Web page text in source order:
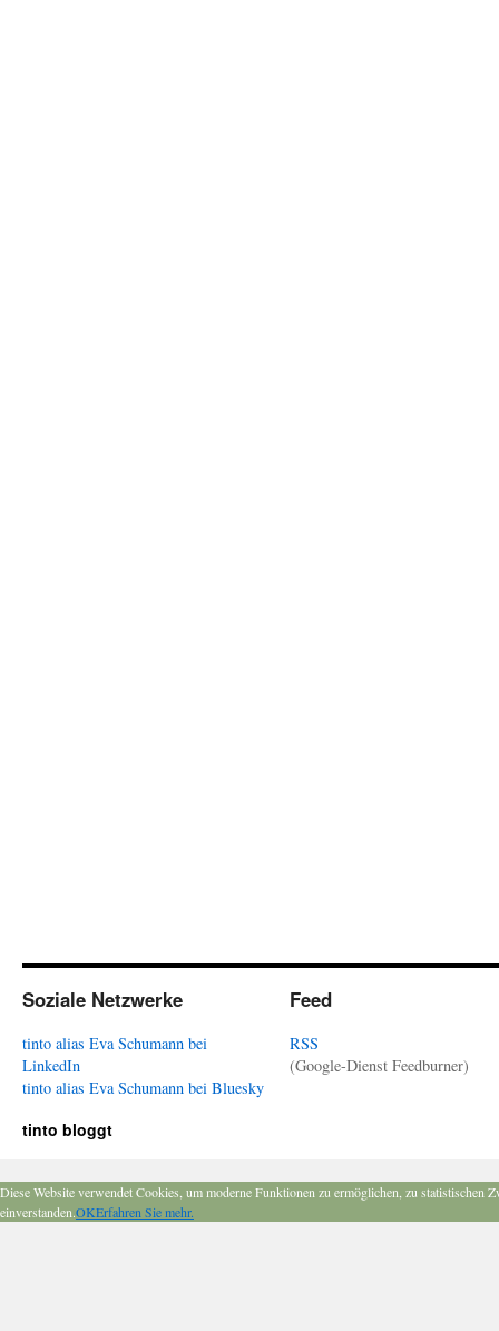
Soziale Netzwerke
tinto alias Eva Schumann bei
LinkedIn
tinto alias Eva Schumann bei Bluesky
Feed
RSS
(Google-Dienst Feedburner)
tinto bloggt
Diese Website verwendet Cookies, um moderne Funktionen zu ermöglichen, zu
einverstanden.OKErfahren Sie mehr.